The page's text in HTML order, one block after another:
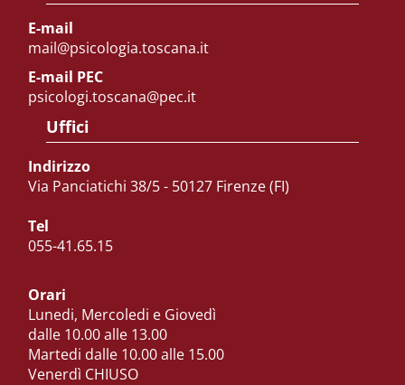
E-mail
mail@psicologia.toscana.it
E-mail PEC
psicologi.toscana@pec.it
Uffici
Indirizzo
Via Panciatichi 38/5 - 50127 Firenze (FI)
Tel
055-41.65.15
Orari
Lunedi, Mercoledi e Giovedì
dalle 10.00 alle 13.00
Martedi dalle 10.00 alle 15.00
Venerdì CHIUSO